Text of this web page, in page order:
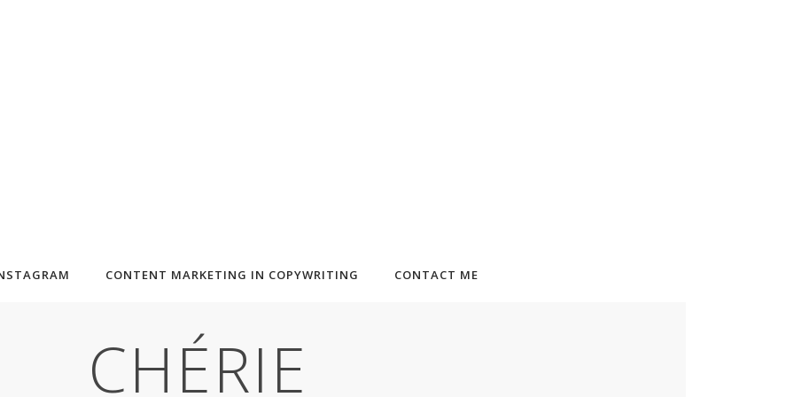
CONTENT MARKETING IN COPYWRITING CONTACT ME
CHÉRIE